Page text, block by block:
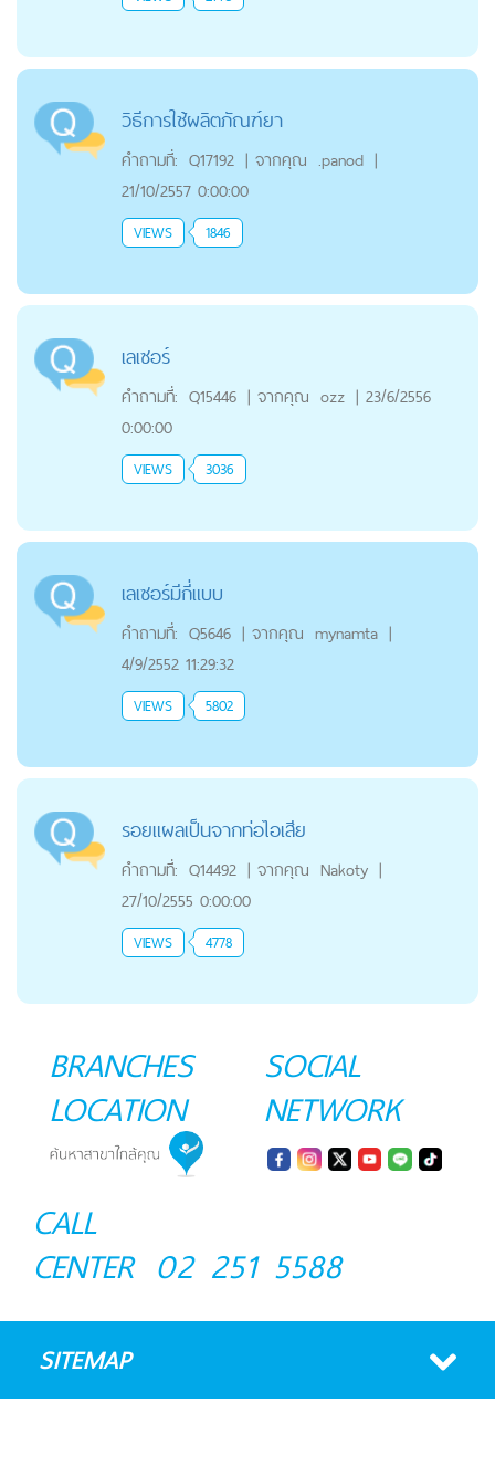
วิธีการใช้ผลิตภัณฑ์ยา
คำถามที่: Q17192 | จากคุณ .panod |
21/10/2557 0:00:00
VIEWS 1846
เลเซอร์
คำถามที่: Q15446 | จากคุณ ozz | 23/6/2556
0:00:00
VIEWS 3036
เลเซอร์มีกี่แบบ
คำถามที่: Q5646 | จากคุณ mynamta |
4/9/2552 11:29:32
VIEWS 5802
รอยแผลเป็นจากท่อไอเสีย
คำถามที่: Q14492 | จากคุณ Nakoty |
27/10/2555 0:00:00
VIEWS 4778
BRANCHES
LOCATION
SOCIAL
NETWORK
CALL
CENTER 02 251 5588
SITEMAP